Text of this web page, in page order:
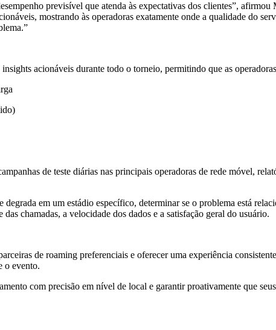
previsível que atenda às expectativas dos clientes”,
mostrando às operadoras exatamente onde a qualidade do
acionáveis ​​durante todo o torneio, permitindo que as
de teste diárias nas principais operadoras de rede móvel,
em um estádio específico, determinar se o problema está
chamadas, a velocidade dos dados e a satisfação geral do usuário.
de roaming preferenciais e oferecer uma experiência
o evento.
com precisão em nível de local e garantir proativamente que